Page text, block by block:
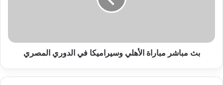
بث مباشر مباراة الأهلي وسيراميكا في الدوري المصري